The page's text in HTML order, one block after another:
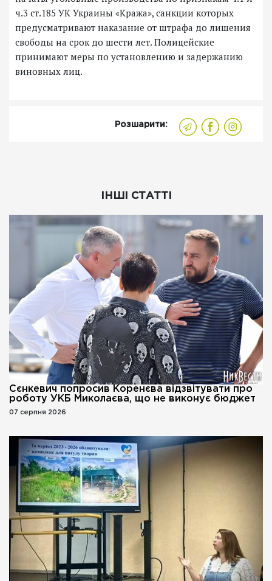
ч.3 ст.185 УК Украины «Кража», санкции которых
предусматривают наказание от штрафа до лишения
свободы на срок до шести лет. Полицейские
принимают меры по установлению и задержанию
виновных лиц.
Розшарити:
ІНШІ СТАТТІ
Сєнкевич попросив Коренєва відзвітувати про
роботу УКБ Миколаєва, що не виконує бюджет
07 серпня 2026